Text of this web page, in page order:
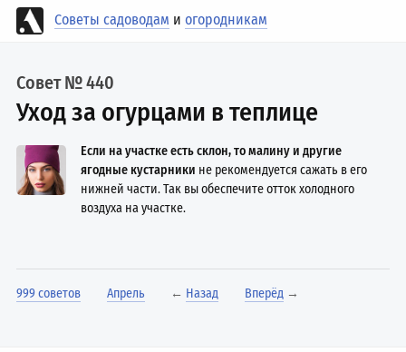
Советы садоводам иогородникам
Совет № 440
Уход за огурцами в теплице
Если на участке есть склон, то малину и другие
ягодные кустарники не рекомендуется сажать в его
нижней части. Так вы обеспечите отток холодного
воздуха на участке.
999 советов Апрель ← Назад Вперёд→